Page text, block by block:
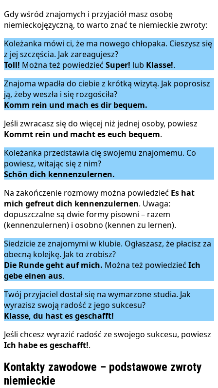
Gdy wśród znajomych i przyjaciół masz osobę
niemieckojęzyczną, to warto znać te niemieckie zwroty:
Koleżanka mówi ci, że ma nowego chłopaka. Cieszysz się
z jej szczęścia. Jak zareagujesz?
Toll! Można też powiedzieć Super! lub Klasse!.
Znajoma wpadła do ciebie z krótką wizytą. Jak poprosisz
ją, żeby weszła i się rozgościła?
Komm rein und mach es dir bequem.
Jeśli zwracasz się do więcej niż jednej osoby, powiesz
Kommt rein und macht es euch bequem.
Koleżanka przedstawia cię swojemu znajomemu. Co
powiesz, witając się z nim?
Schön dich kennenzulernen.
Na zakończenie rozmowy można powiedzieć Es hat
mich gefreut dich kennenzulernen. Uwaga:
dopuszczalne są dwie formy pisowni – razem
(kennenzulernen) i osobno (kennen zu lernen).
Siedzicie ze znajomymi w klubie. Ogłaszasz, że płacisz za
obecną kolejkę. Jak to zrobisz?
Die Runde geht auf mich. Można też powiedzieć Ich
gebe einen aus.
Twój przyjaciel dostał się na wymarzone studia. Jak
wyrazisz swoją radość z jego sukcesu?
Klasse, du hast es geschafft!
Jeśli chcesz wyrazić radość ze swojego sukcesu, powiesz
Ich habe es geschafft!.
Kontakty zawodowe – podstawowe zwroty
niemieckie